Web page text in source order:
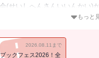
(せいしへんさんいいんかい
続いてきた日常を過ごす護
もっと
2026.08.11まで
ックフェス2026！全